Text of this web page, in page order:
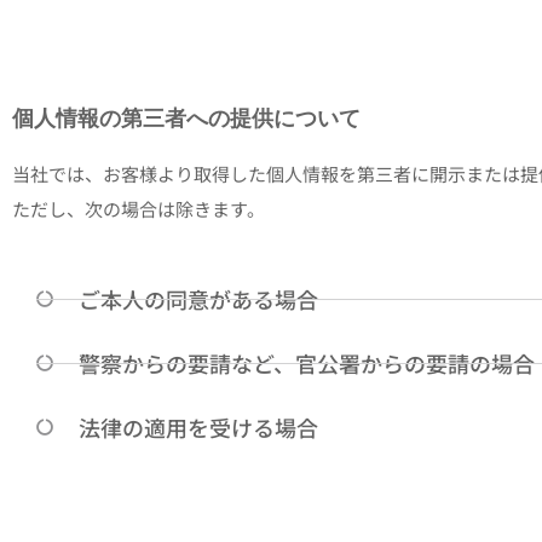
個人情報の第三者への提供について
当社では、お客様より取得した個人情報を第三者に開示または提
ただし、次の場合は除きます。
ご本人の同意がある場合
警察からの要請など、官公署からの要請の場合
法律の適用を受ける場合